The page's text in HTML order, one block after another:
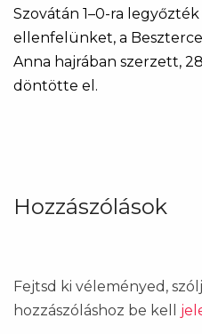
Szovátán 1–0-ra
ellenfelünket, a
Anna hajrában szerzett,
döntötte el.
Hozzászólások
Fejtsd ki véleményed,
hozzászóláshoz be kell